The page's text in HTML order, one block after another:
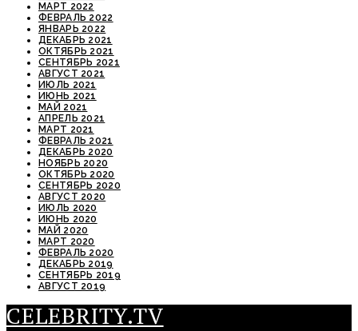
МАРТ 2022
ФЕВРАЛЬ 2022
ЯНВАРЬ 2022
ДЕКАБРЬ 2021
ОКТЯБРЬ 2021
СЕНТЯБРЬ 2021
АВГУСТ 2021
ИЮЛЬ 2021
ИЮНЬ 2021
МАЙ 2021
АПРЕЛЬ 2021
МАРТ 2021
ФЕВРАЛЬ 2021
ДЕКАБРЬ 2020
НОЯБРЬ 2020
ОКТЯБРЬ 2020
СЕНТЯБРЬ 2020
АВГУСТ 2020
ИЮЛЬ 2020
ИЮНЬ 2020
МАЙ 2020
МАРТ 2020
ФЕВРАЛЬ 2020
ДЕКАБРЬ 2019
СЕНТЯБРЬ 2019
АВГУСТ 2019
CELEBRITY.TV